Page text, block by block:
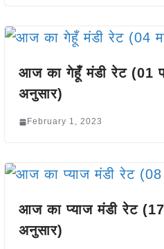
आज का गेहूँ मंडी रेट (01
अनुसार)
February 1, 2023
आज का प्याज मंडी रेट
अनुसार)